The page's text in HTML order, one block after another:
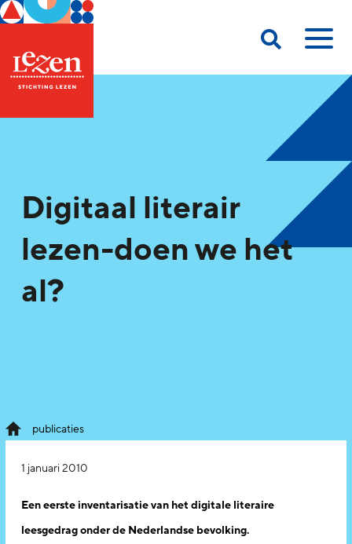
Digitaal literair
lezen-doen we het
al?
publicaties
1 januari 2010
Een eerste inventarisatie van het digitale literaire
leesgedrag onder de Nederlandse bevolking.